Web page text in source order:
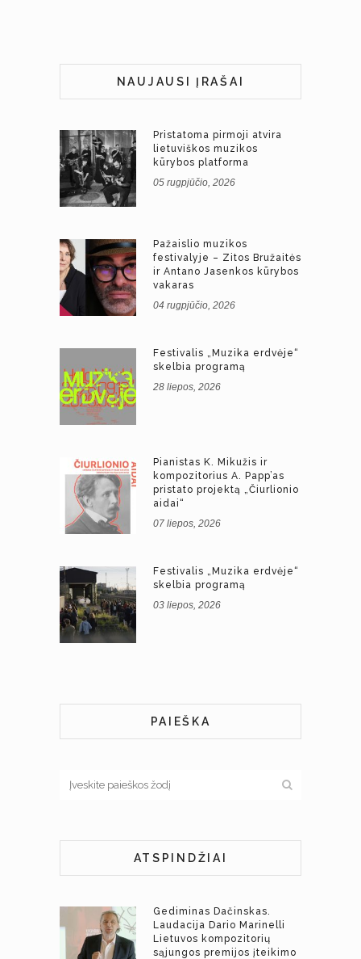
NAUJAUSI ĮRAŠAI
Pristatoma pirmoji atvira
lietuviškos muzikos
kūrybos platforma
05 rugpjūčio, 2026
Pažaislio muzikos
festivalyje – Zitos Bružaitės
ir Antano Jasenkos kūrybos
vakaras
04 rugpjūčio, 2026
Festivalis „Muzika erdvėje“
skelbia programą
28 liepos, 2026
Pianistas K. Mikužis ir
kompozitorius A. Papp’as
pristato projektą „Čiurlionio
aidai“
07 liepos, 2026
Festivalis „Muzika erdvėje“
skelbia programą
03 liepos, 2026
PAIEŠKA
ATSPINDŽIAI
Gediminas Dačinskas.
Laudacija Dario Marinelli
Lietuvos kompozitorių
sąjungos premijos įteikimo